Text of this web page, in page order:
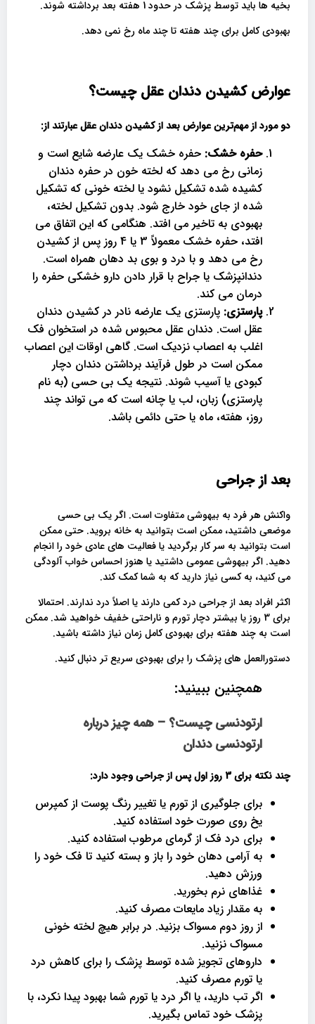
بخیه ها باید توسط پزشک در حدود 1 هفته بعد برداشته شوند.
بهبودی کامل برای چند هفته تا چند ماه رخ نمی دهد.
عوارض کشیدن دندان عقل چیست؟
دو مورد از مهم‌ترین عوارض بعد از کشیدن دندان عقل عبارتند از:
حفره خشک: حفره خشک یک عارضه شایع است و
زمانی رخ می دهد که لخته خون در حفره دندان
کشیده شده تشکیل نشود یا لخته خونی که تشکیل
شده از جای خود خارج شود. بدون تشکیل لخته،
بهبودی به تاخیر می افتد. هنگامی که این اتفاق می
افتد، حفره خشک معمولاً 3 یا 4 روز پس از کشیدن
رخ می دهد و با درد و بوی بد دهان همراه است.
دندانپزشک یا جراح با قرار دادن دارو خشکی حفره را
درمان می کند.
پارستزی: پارستزی یک عارضه نادر در کشیدن دندان
عقل است. دندان عقل محبوس شده در استخوان فک
اغلب به اعصاب نزدیک است. گاهی اوقات این اعصاب
ممکن است در طول فرآیند برداشتن دندان دچار
کبودی یا آسیب شوند. نتیجه یک بی حسی (به نام
پارستزی) زبان، لب یا چانه است که می تواند چند
روز، هفته، ماه یا حتی دائمی باشد.
بعد از جراحی
واکنش هر فرد به بیهوشی متفاوت است. اگر یک بی حسی
موضعی داشتید، ممکن است بتوانید به خانه بروید. حتی ممکن
است بتوانید به سر کار برگردید یا فعالیت های عادی خود را انجام
دهید. اگر بیهوشی عمومی داشتید یا هنوز احساس خواب آلودگی
می کنید، به کسی نیاز دارید که به شما کمک کند.
اکثر افراد بعد از جراحی درد کمی دارند یا اصلاً درد ندارند. احتمالا
برای 3 روز یا بیشتر دچار تورم و ناراحتی خفیف خواهید شد. ممکن
است به چند هفته برای بهبودی کامل زمان نیاز داشته باشید.
دستورالعمل های پزشک را برای بهبودی سریع تر دنبال کنید.
همچنین ببینید:
ارتودنسی چیست؟ – همه چیز درباره
ارتودنسی دندان
چند نکته برای 3 روز اول پس از جراحی وجود دارد :
برای جلوگیری از تورم یا تغییر رنگ پوست از کمپرس
یخ روی صورت خود استفاده کنید.
برای درد فک از گرمای مرطوب استفاده کنید.
به آرامی دهان خود را باز و بسته کنید تا فک خود را
ورزش دهید.
غذاهای نرم بخورید.
به مقدار زیاد مایعات مصرف کنید.
از روز دوم مسواک بزنید. در برابر هیچ لخته خونی
مسواک نزنید.
داروهای تجویز شده توسط پزشک را برای کاهش درد
یا تورم مصرف کنید.
اگر تب دارید، یا اگر درد یا تورم شما بهبود پیدا نکرد، با
پزشک خود تماس بگیرید.